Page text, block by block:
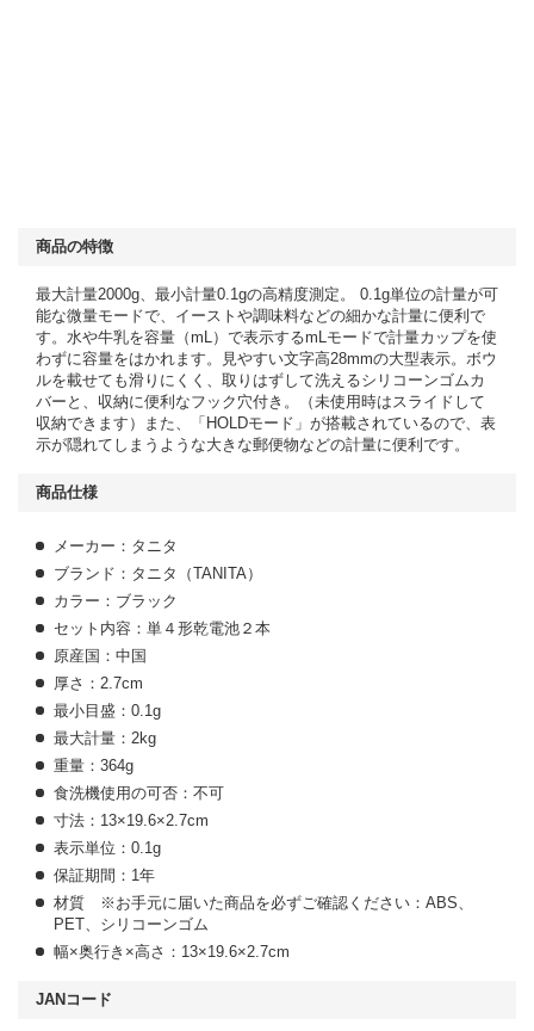
商品の特徴
最大計量2000g、最小計量0.1gの高精度測定。 0.1g単位の計量が可
能な微量モードで、イーストや調味料などの細かな計量に便利で
す。水や牛乳を容量（mL）で表示するmLモードで計量カップを使
わずに容量をはかれます。見やすい文字高28mmの大型表示。ボウ
ルを載せても滑りにくく、取りはずして洗えるシリコーンゴムカ
バーと、収納に便利なフック穴付き。（未使用時はスライドして
収納できます）また、「HOLDモード」が搭載されているので、表
示が隠れてしまうような大きな郵便物などの計量に便利です。
商品仕様
メーカー：タニタ
ブランド：タニタ（TANITA）
カラー：ブラック
セット内容：単４形乾電池２本
原産国：中国
厚さ：2.7cm
最小目盛：0.1g
最大計量：2kg
重量：364g
食洗機使用の可否：不可
寸法：13×19.6×2.7cm
表示単位：0.1g
保証期間：1年
材質 ※お手元に届いた商品を必ずご確認ください：ABS、
PET、シリコーンゴム
幅×奥行き×高さ：13×19.6×2.7cm
JANコード